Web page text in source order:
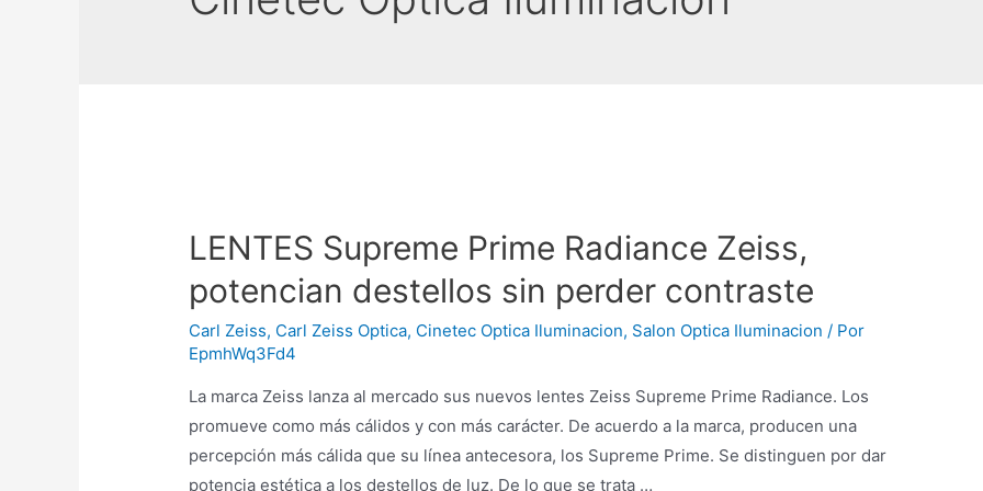
LENTES Supreme Prime Radiance Zeiss,
potencian destellos sin perder contraste
Carl Zeiss, Carl Zeiss Optica, Cinetec Optica Iluminacion, Salon Optica Iluminacion / Por
EpmhWq3Fd4
La marca Zeiss lanza al mercado sus nuevos lentes Zeiss Supreme Prime Radiance. Los
promueve como más cálidos y con más carácter. De acuerdo a la marca, producen una
percepción más cálida que su línea antecesora, los Supreme Prime. Se distinguen por dar
potencia estética a los destellos de luz. De lo que se trata …